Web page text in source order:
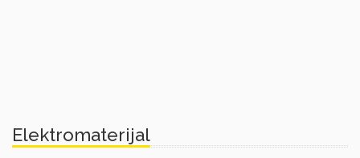
Elektromaterijal